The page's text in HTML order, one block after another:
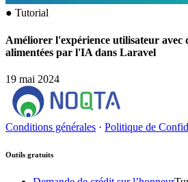
● Tutorial
Améliorer l'expérience utilisateur avec
alimentées par l'IA dans Laravel
19 mai 2024
Conditions générales · Politique de
Outils gratuits